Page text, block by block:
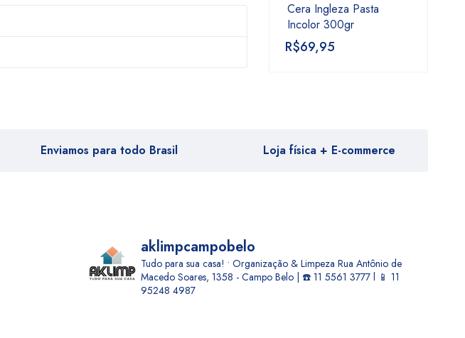
Cera Ingleza Pasta
Incolor 300gr
R$69,95
Enviamos para todo Brasil Loja física + E-commerce
aklimpcampobelo
Tudo para sua casa! • Organização & Limpeza Rua Antônio de
Macedo Soares, 1358 - Campo Belo | ☎️ 11 5561 3777 l 📱 11
95248 4987